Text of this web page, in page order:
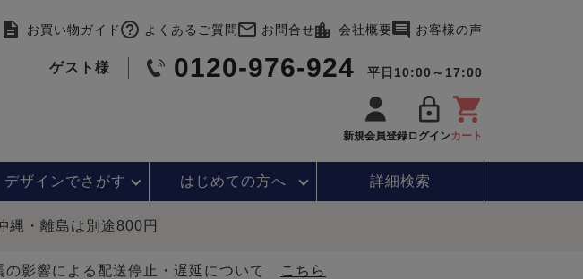
お買い物ガイド よくあるご質問 お問合せ 会社概要 お客様の声
ゲスト様 0120-976-924 平日10:00～17:00
新規会員登録ログインカート
デザインでさがす はじめての方へ 詳細検索
縄・離島は別途800円
の影響による配送停止・遅延について
こちら